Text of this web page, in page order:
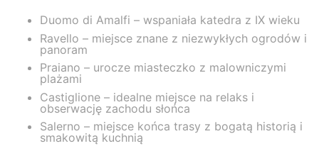
Duomo di Amalfi – wspaniała katedra z IX wieku
Ravello – miejsce znane z niezwykłych ogrodów i
panoram
Praiano – urocze miasteczko z malowniczymi
plażami
Castiglione – idealne miejsce na relaks i
obserwację zachodu słońca
Salerno – miejsce końca trasy z bogatą historią i
smakowitą kuchnią